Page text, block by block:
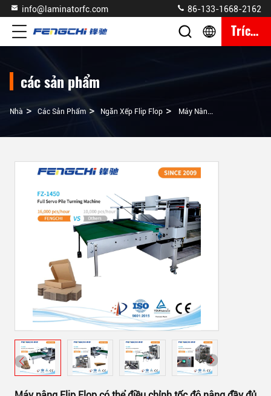
info@laminatorfc.com 86-133-1668-2162
Trích Dẫn
các sản phẩm
Nhà > Các Sản Phẩm > Ngăn Xếp Flip Flop > Máy Nâng Flip Flop Có Thể Điều Chỉnh Tốc Độ Nâng Đầy Đủ Máy Nâng Máy Giấy Công Nghiệp Cho Đóng Gói